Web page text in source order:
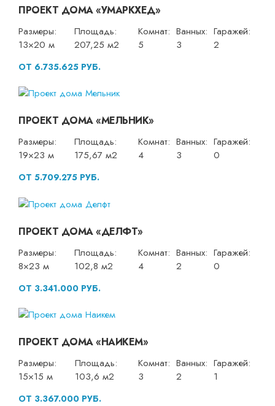
ПРОЕКТ ДОМА «УМАРКХЕД»
Размеры:
13×20 м
Площадь:
207,25 м2
Комнат:
5
Ванных:
3
Гаражей:
2
ОТ 6.735.625 РУБ.
ПРОЕКТ ДОМА «МЕЛЬНИК»
Размеры:
19×23 м
Площадь:
175,67 м2
Комнат:
4
Ванных:
3
Гаражей:
0
ОТ 5.709.275 РУБ.
ПРОЕКТ ДОМА «ДЕЛФТ»
Размеры:
8×23 м
Площадь:
102,8 м2
Комнат:
4
Ванных:
2
Гаражей:
0
ОТ 3.341.000 РУБ.
ПРОЕКТ ДОМА «НАИКЕМ»
Размеры:
15×15 м
Площадь:
103,6 м2
Комнат:
3
Ванных:
2
Гаражей:
1
ОТ 3.367.000 РУБ.